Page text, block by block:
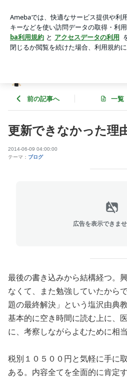
アプリをダウンロードして ブログの更
ょう。
前の記事へ 一覧
更新できなかった理
2014-06-09 04:00:00
テーマ： ブログ
広告を表示できま
最後の書き込みから結構経つ。
なくて、また勉強していたから
題の最終解決」という塩沢由典
基本的に空き時間に読む上に、
に、考察しながらよむために相
税別１０５００円と気軽に手に
ある。内容全てを全面的に肯定